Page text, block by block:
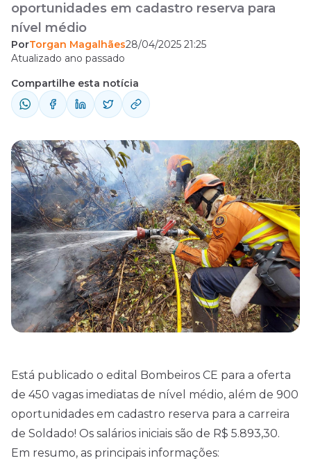
oportunidades em cadastro reserva para
nível médio
PorTorgan Magalhães28/04/2025 21:25
Atualizado ano passado
Compartilhe esta notícia
Está publicado o edital
Bombeiros CE para a oferta
de 450 vagas imediatas de nível médio, além de 900
oportunidades em cadastro reserva para a carreira
de Soldado! Os salários iniciais são de R$ 5.893,30.
Em resumo, as principais informações: